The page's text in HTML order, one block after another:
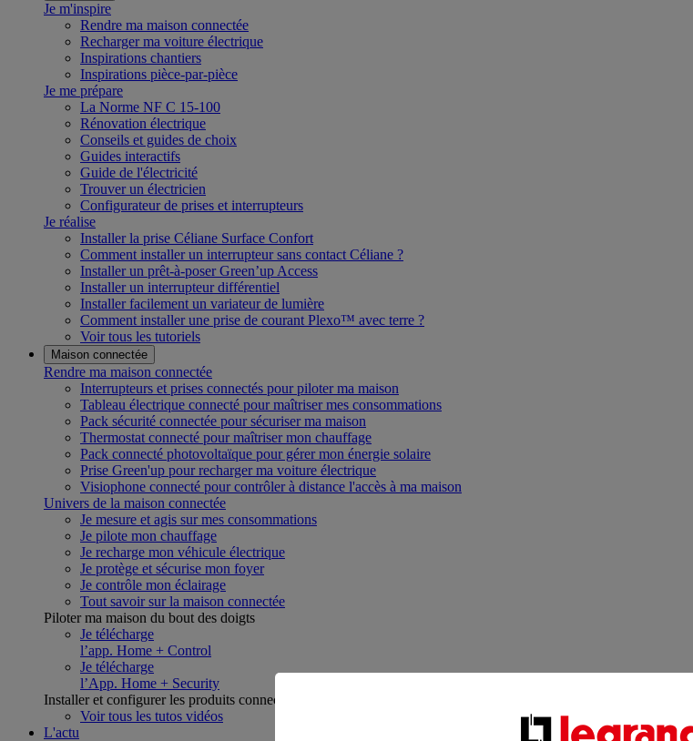
Je m'inspire
Rendre ma maison connectée
Recharger ma voiture électrique
Inspirations chantiers
Inspirations pièce-par-pièce
Je me prépare
La Norme NF C 15-100
Rénovation électrique
Conseils et guides de choix
Guides interactifs
Guide de l'électricité
Trouver un électricien
Configurateur de prises et interrupteurs
Je réalise
Installer la prise Céliane Surface Confort
Comment installer un interrupteur sans contact Céliane ?
Installer un prêt-à-poser Green’up Access
Installer un interrupteur différentiel
Installer facilement un variateur de lumière
Comment installer une prise de courant Plexo™ avec terre ?
Voir tous les tutoriels
Maison connectée
Rendre ma maison connectée
Interrupteurs et prises connectés pour piloter ma maison
Tableau électrique connecté pour maîtriser mes consommations
Pack sécurité connectée pour sécuriser ma maison
Thermostat connecté pour maîtriser mon chauffage
Pack connecté photovoltaïque pour gérer mon énergie solaire
Prise Green'up pour recharger ma voiture électrique
Visiophone connecté pour contrôler à distance l'accès à ma maison
Univers de la maison connectée
Je mesure et agis sur mes consommations
Je pilote mon chauffage
Je recharge mon véhicule électrique
Je protège et sécurise mon foyer
Je contrôle mon éclairage
Tout savoir sur la maison connectée
Piloter ma maison du bout des doigts
Je télécharge
l’app. Home + Control
Je télécharge
l’App. Home + Security
Installer et configurer les produits connectés
Voir tous les tutos vidéos
L'actu